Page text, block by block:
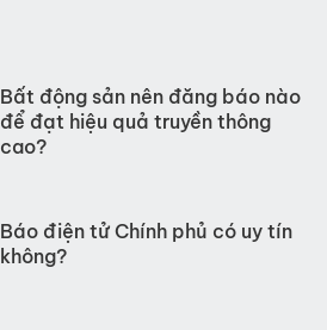
Bất động sản nên đăng báo nào
để đạt hiệu quả truyền thông
cao?
Báo điện tử Chính phủ có uy tín
không?